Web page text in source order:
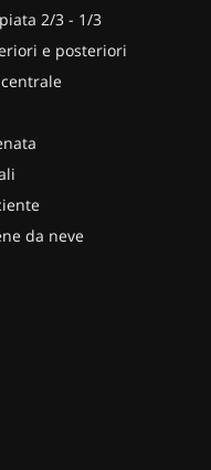
2/3 - 1/3
e posteriori
da neve